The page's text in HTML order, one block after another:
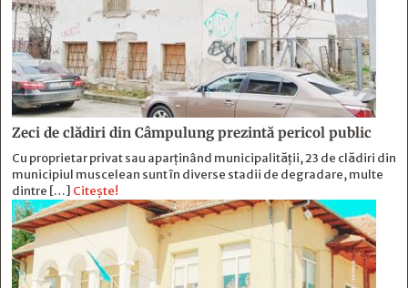
Zeci de clădiri din Câmpulung prezintă pericol public
Cu proprietar privat sau aparținând municipalității, 23 de clădiri din
municipiul muscelean sunt în diverse stadii de degradare, multe
dintre […] Citește!